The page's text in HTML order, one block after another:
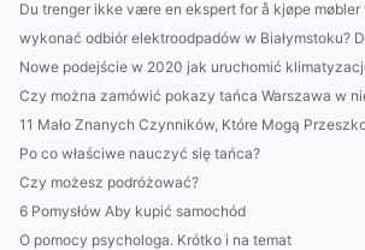
Du trenger ikke være en ekspert for å kjøpe møbler
wykonać odbiór elektroodpadów w Białymstoku?
Nowe podejście w 2020 jak uruchomić
Czy można zamówić pokazy tańca Warszawa w
11 Mało Znanych Czynników, Które Mogą
Po co właściwe nauczyć się tańca?
Czy możesz podróżować?
6 Pomysłów Aby kupić samochód
O pomocy psychologa. Krótko i na temat